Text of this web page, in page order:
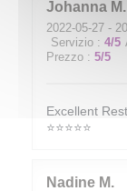
Johanna M
2022-05-27 -
Servizio : 4/5
Prezzo : 5/5
Excellent
⭐️⭐️⭐️⭐️⭐️
Nadine M